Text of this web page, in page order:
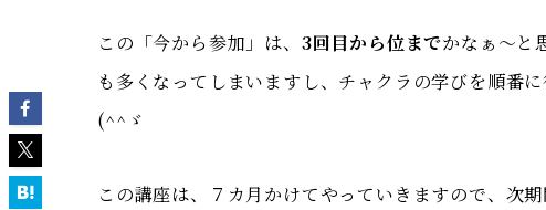
この「今から参加」は、 3回目から位までかなぁ～と
も多くなってしまいますし、チャクラの学びを順番
(^^ゞ
この講座は、７カ月かけてやっていきますので、次